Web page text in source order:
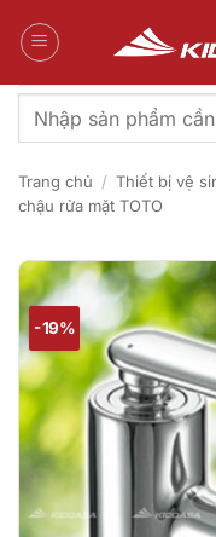
qua
Tìm
kiếm:
Trang chủ / Thiết bị vệ
chậu rửa mặt TOTO
-19%